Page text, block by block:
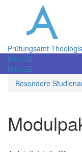
Prüfungsamt
Menü
Menü
Besondere